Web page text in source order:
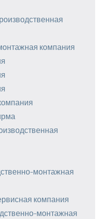
компания
монтажная
компания
монтажная